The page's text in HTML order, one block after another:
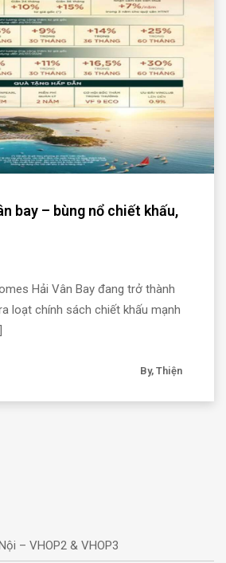
bay – bùng nổ chiết khấu,
Hải Vân Bay đang trở thành
loạt chính sách chiết khấu mạnh
By, Thiện
– VHOP2 & VHOP3